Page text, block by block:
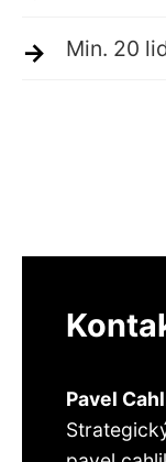
Min. 20
Pavel